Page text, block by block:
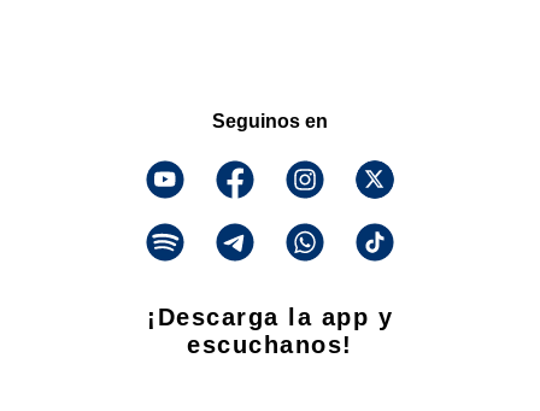
Seguinos en
¡Descarga la app y
escuchanos!